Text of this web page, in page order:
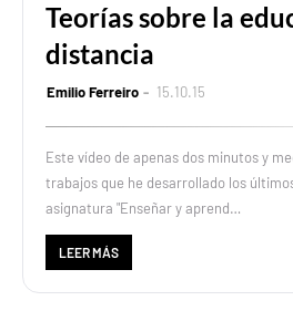
Teorías sobre la
distancia
Emilio Ferreiro 15.10.15
Este vídeo de apenas dos minutos y
trabajos que he desarrollado los
asignatura "Enseñar y aprend…
LEER MÁS